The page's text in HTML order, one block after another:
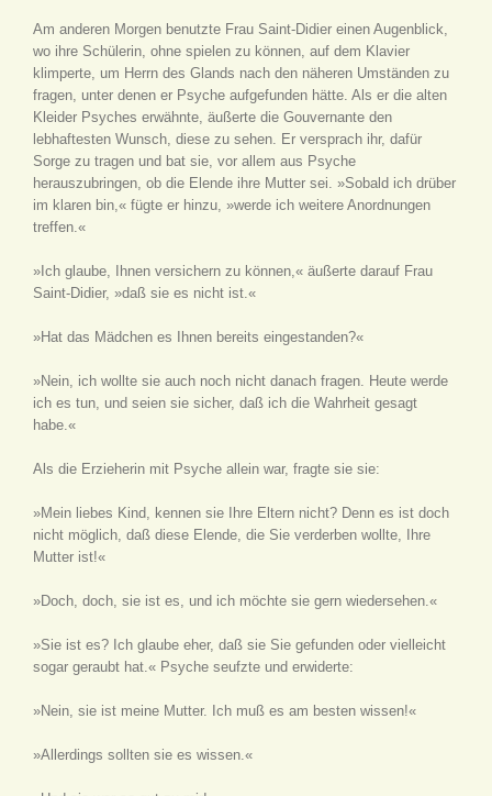
Am anderen Morgen benutzte Frau Saint-Didier einen Augenblick,
wo ihre Schülerin, ohne spielen zu können, auf dem Klavier
klimperte, um Herrn des Glands nach den näheren Umständen zu
fragen, unter denen er Psyche aufgefunden hätte. Als er die alten
Kleider Psyches erwähnte, äußerte die Gouvernante den
lebhaftesten Wunsch, diese zu sehen. Er versprach ihr, dafür
Sorge zu tragen und bat sie, vor allem aus Psyche
herauszubringen, ob die Elende ihre Mutter sei. »Sobald ich drüber
im klaren bin,« fügte er hinzu, »werde ich weitere Anordnungen
treffen.«
»Ich glaube, Ihnen versichern zu können,« äußerte darauf Frau
Saint-Didier, »daß sie es nicht ist.«
»Hat das Mädchen es Ihnen bereits eingestanden?«
»Nein, ich wollte sie auch noch nicht danach fragen. Heute werde
ich es tun, und seien sie sicher, daß ich die Wahrheit gesagt
habe.«
Als die Erzieherin mit Psyche allein war, fragte sie sie:
»Mein liebes Kind, kennen sie Ihre Eltern nicht? Denn es ist doch
nicht möglich, daß diese Elende, die Sie verderben wollte, Ihre
Mutter ist!«
»Doch, doch, sie ist es, und ich möchte sie gern wiedersehen.«
»Sie ist es? Ich glaube eher, daß sie Sie gefunden oder vielleicht
sogar geraubt hat.« Psyche seufzte und erwiderte:
»Nein, sie ist meine Mutter. Ich muß es am besten wissen!«
»Allerdings sollten sie es wissen.«